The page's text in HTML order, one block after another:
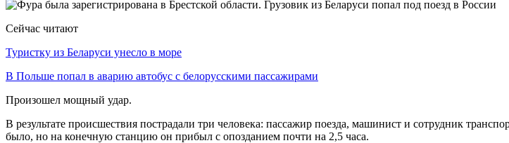
Сейчас читают
Туристку из Беларуси унесло в море
В Польше попал в аварию автобус с белорусскими пассажирами
Произошел мощный удар.
В результате происшествия пострадали три человека: пассажир поезда, машинист и сотрудник
было, но на конечную станцию он прибыл с опозданием почти на 2,5 часа.